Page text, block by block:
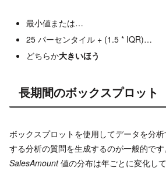
最小値または…
25 パーセンタイル + (1.5 * IQR)…
どちらか大きいほう
長期間のボックスプロット
ボックスプロットを使用してデータを分
する分析の質問を生成するのが一般的です
SalesAmount値の分布は年ごとに変化し